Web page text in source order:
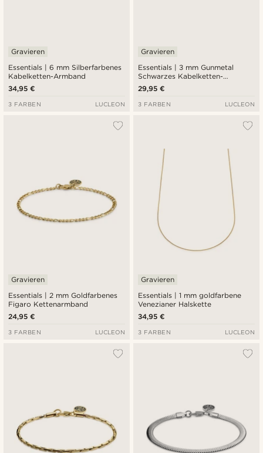
Essentials | 6 mm Silberfarbenes
Kabelketten-Armband
Gravieren
34,95 €
3 FARBEN LUCLEON
Essentials | 3 mm Gunmetal
Schwarzes Kabelketten-
Armband
Gravieren
29,95 €
3 FARBEN LUCLEON
Essentials | 2 mm Goldfarbenes
Figaro Kettenarmband
Gravieren
24,95 €
3 FARBEN LUCLEON
Essentials | 1 mm goldfarbene
Venezianer Halskette
Gravieren
34,95 €
3 FARBEN LUCLEON